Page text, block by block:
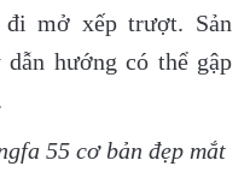
đi mở xếp trượt. Sản
hướng có thể gập
55 cơ bản đẹp mắt